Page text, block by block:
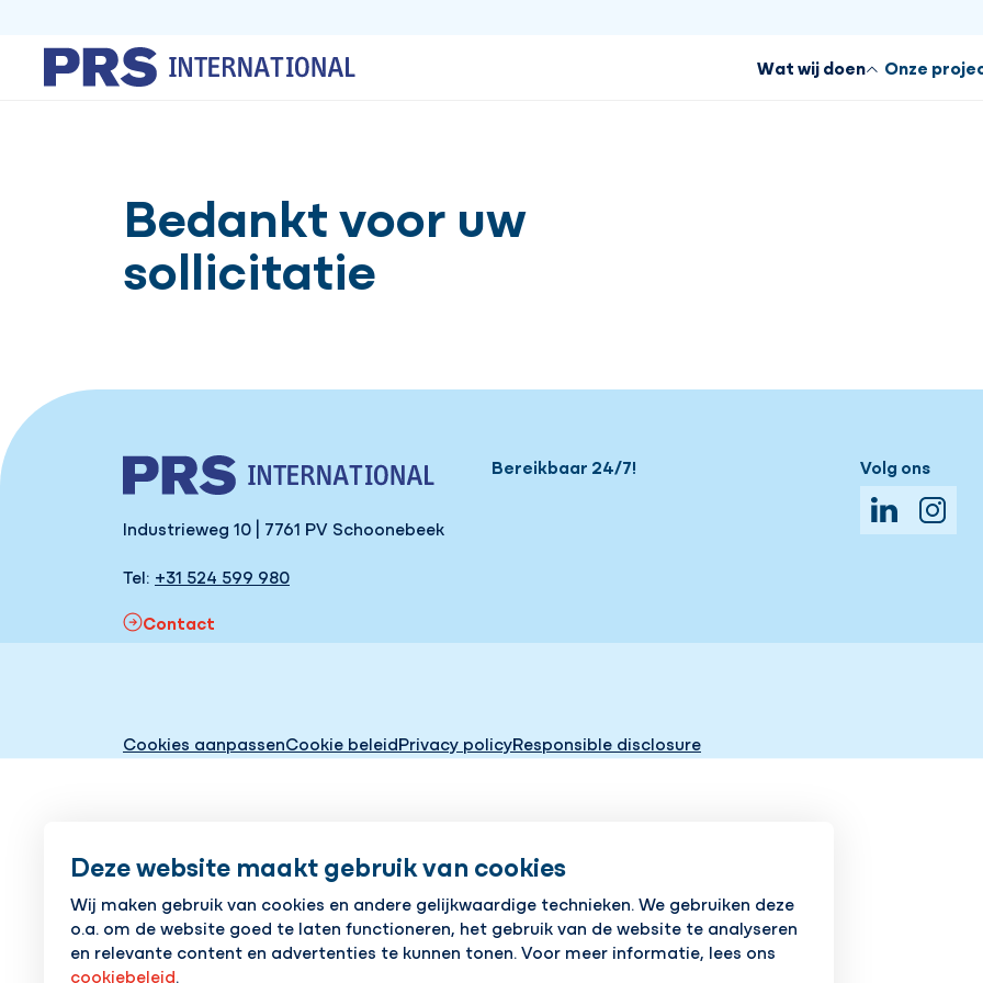
Deze website maakt gebruik van cookies
Wij maken gebruik van cookies en andere gelijkwaardige technieken. We gebruiken deze
o.a. om de website goed te laten functioneren, het gebruik van de website te analyseren
en relevante content en advertenties te kunnen tonen. Voor meer informatie, lees ons
cookiebeleid.
Wat wij doen Onze
Bedankt voor uw
sollicitatie
Industrieweg 10 | 7761 PV Schoonebeek
Tel: +31 524 599 980
Contact
Bereikbaar 24/7! Volg ons
LinkedIn
Cookies aanpassenCookie beleidPrivacy policyResponsible disclosure